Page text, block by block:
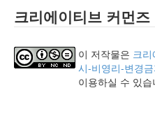
크리에이티브 커먼
이 저작물은 크
시-비영리-변경
이용하실 수 있습
계,
화,
슬